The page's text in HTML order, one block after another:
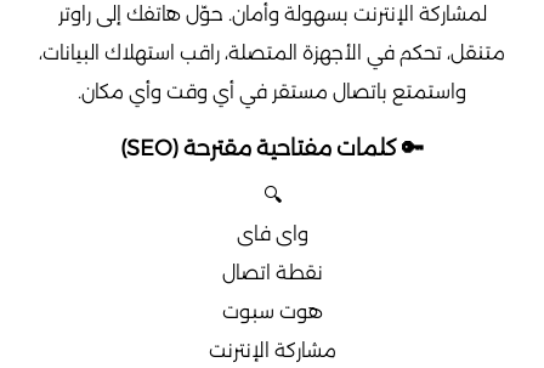
لمشاركة الإنترنت بسهولة وأمان. حوّل هاتفك إلى راوتر
متنقل، تحكم في الأجهزة المتصلة، راقب استهلاك البيانات،
واستمتع باتصال مستقر في أي وقت وأي مكان.
🔑 كلمات مفتاحية مقترحة (SEO)
🔍
واى فاى
نقطة اتصال
هوت سبوت
مشاركة الإنترنت